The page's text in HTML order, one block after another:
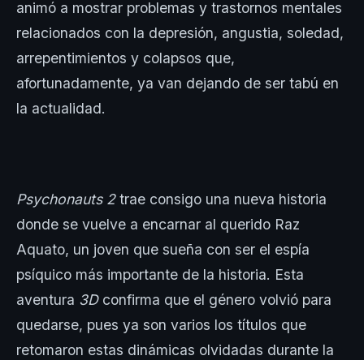
animó a mostrar problemas y trastornos mentales
relacionados con la depresión, angustia, soledad,
arrepentimientos y colapsos que,
afortunadamente, ya van dejando de ser tabú en
la actualidad.
Psychonauts 2trae consigo una nueva historia
donde se vuelve a encarnar al querido Raz
Aquato, un joven que sueña con ser el espía
psíquico más importante de la historia. Esta
aventura 3D confirma que el género volvió para
quedarse, pues ya son varios los títulos que
retomaron estas dinámicas olvidadas durante la